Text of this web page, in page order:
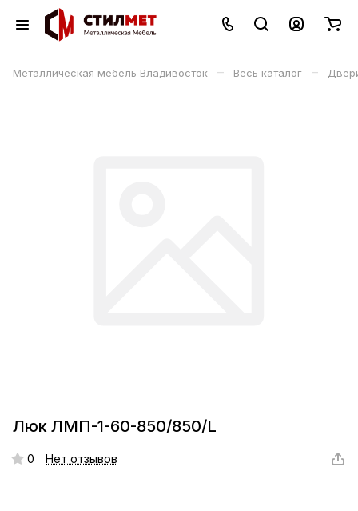
Металлическая мебель Владивосток – Весь каталог –
Люк ЛМП-1-60-850/850/L
0 Нет отзывов